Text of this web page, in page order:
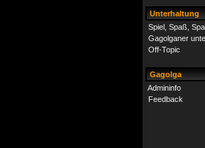
Unterhaltung
Spiel, Spaß,
Gagolganer
Off-Topic
Gagolga
Admininfo
Feedback